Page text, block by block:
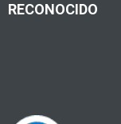
RECONOCIDO